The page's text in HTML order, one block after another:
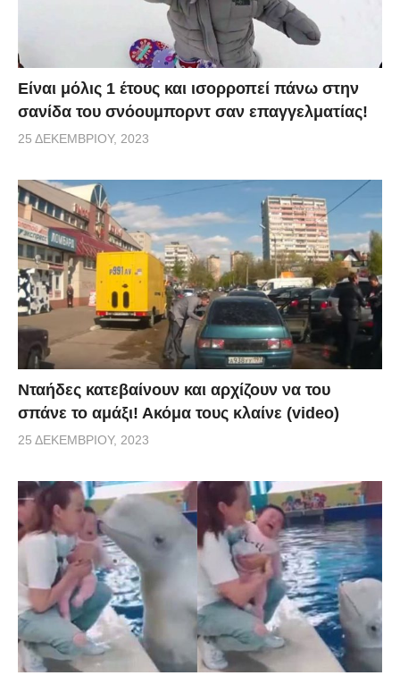
Είναι μόλις 1 έτους και ισορροπεί πάνω στην
σανίδα του σνόουμπορντ σαν επαγγελματίας!
25 ΔΕΚΕΜΒΡΊΟΥ, 2023
Νταήδες κατεβαίνουν και αρχίζουν να του
σπάνε το αμάξι! Ακόμα τους κλαίνε (video)
25 ΔΕΚΕΜΒΡΊΟΥ, 2023